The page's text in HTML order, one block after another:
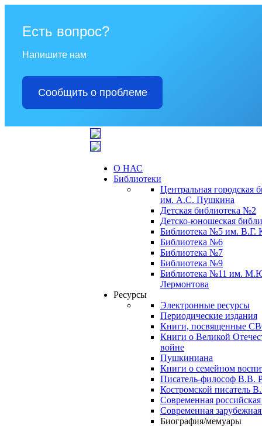
Есть вопрос?
Напишите нам
Сообщить о проблеме
О НАС
Библиотеки
Центральная городская
им. А.С. Пушкина
Детская библиотека №2
Детско-юношеская
Библиотека №5 им. В.Г.
Библиотека №6
Библиотека №7
Библиотека №9
Библиотека №11 им.
Лермонтова
Ресурсы
Электронные ресурсы
Периодические издания
Книги, посвященные
Книги о Великой
войне
Пушкиниана
Книги о семейном
Писатель-философ В.В.
Костромской писатель
Современная российская
Современная
Биография/мемуары